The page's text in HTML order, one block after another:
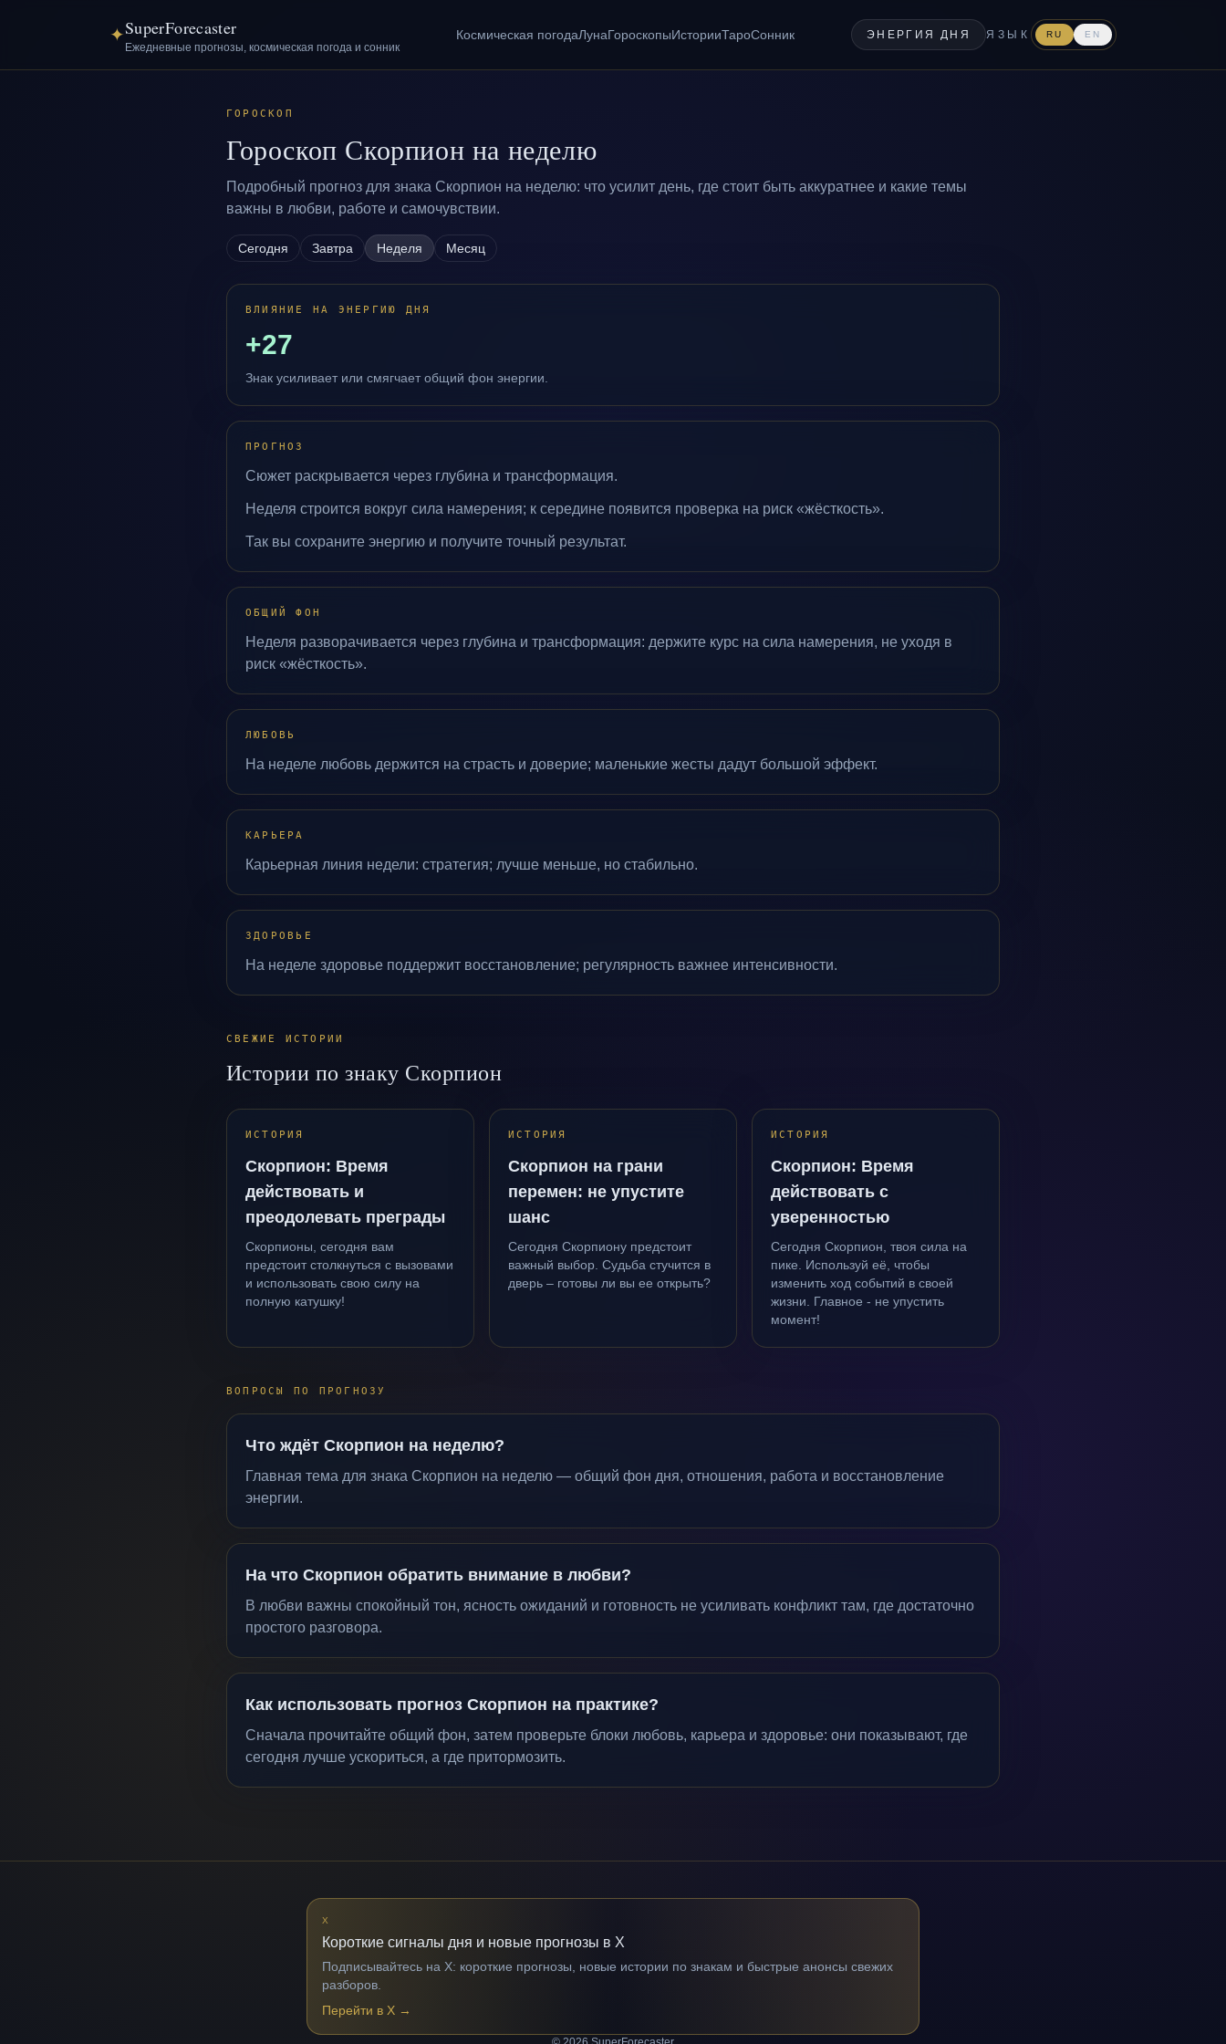
✦SuperForecaster
Ежедневные прогнозы, космическая погода и сонник
Космическая погодаЛунаГороскопыИсторииТароСонник ЭНЕРГИЯ ДНЯ ЯЗЫК RU EN
ГОРОСКОП
Гороскоп Скорпион на неделю
Подробный прогноз для знака Скорпион на неделю: что усилит день, где стоит быть аккуратнее и какие темы
важны в любви, работе и самочувствии.
Сегодня Завтра Неделя Месяц
ВЛИЯНИЕ НА ЭНЕРГИЮ ДНЯ
+27
Знак усиливает или смягчает общий фон энергии.
ПРОГНОЗ
Сюжет раскрывается через глубина и трансформация.
Неделя строится вокруг сила намерения; к середине появится проверка на риск «жёсткость».
Так вы сохраните энергию и получите точный результат.
ОБЩИЙ ФОН
Неделя разворачивается через глубина и трансформация: держите курс на сила намерения, не уходя в
риск «жёсткость».
ЛЮБОВЬ
На неделе любовь держится на страсть и доверие; маленькие жесты дадут большой эффект.
КАРЬЕРА
Карьерная линия недели: стратегия; лучше меньше, но стабильно.
ЗДОРОВЬЕ
На неделе здоровье поддержит восстановление; регулярность важнее интенсивности.
СВЕЖИЕ ИСТОРИИ
Истории по знаку Скорпион
ИСТОРИЯ
Скорпион: Время
действовать и
преодолевать преграды
Скорпионы, сегодня вам
предстоит столкнуться с вызовами
и использовать свою силу на
полную катушку!
ИСТОРИЯ
Скорпион на грани
перемен: не упустите
шанс
Сегодня Скорпиону предстоит
важный выбор. Судьба стучится в
дверь – готовы ли вы ее открыть?
ИСТОРИЯ
Скорпион: Время
действовать с
уверенностью
Сегодня Скорпион, твоя сила на
пике. Используй её, чтобы
изменить ход событий в своей
жизни. Главное - не упустить
момент!
ВОПРОСЫ ПО ПРОГНОЗУ
Что ждёт Скорпион на неделю?
Главная тема для знака Скорпион на неделю — общий фон дня, отношения, работа и восстановление
энергии.
На что Скорпион обратить внимание в любви?
В любви важны спокойный тон, ясность ожиданий и готовность не усиливать конфликт там, где достаточно
простого разговора.
Как использовать прогноз Скорпион на практике?
Сначала прочитайте общий фон, затем проверьте блоки любовь, карьера и здоровье: они показывают, где
сегодня лучше ускориться, а где притормозить.
X
Короткие сигналы дня и новые прогнозы в X
Подписывайтесь на X: короткие прогнозы, новые истории по знакам и быстрые анонсы свежих
разборов.
Перейти в X →